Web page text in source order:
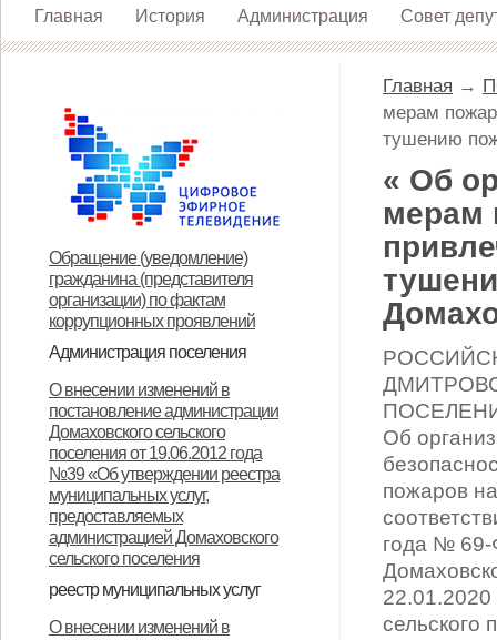
Главная История Администрация Совет
Обращение (уведомление)
гражданина (представителя
организации) по фактам
коррупционных проявлений
Администрация поселения
Структура и прием граждан
О внесении изменений в
постановление администрации
Домаховского сельского
поселения от 19.06.2012 года
№39 «Об утверждении реестра
муниципальных услуг,
предоставляемых
администрацией Домаховского
сельского поселения
реестр муниципальных услуг
Реестр муниципальных услуг,
Об утверждении реестра
Об утверждении Положения о
О внесении изменений в
Главная →
мерам
тушению
« Об
мерам
Об
пожаров
года № 69-
22.01.2020
сельского